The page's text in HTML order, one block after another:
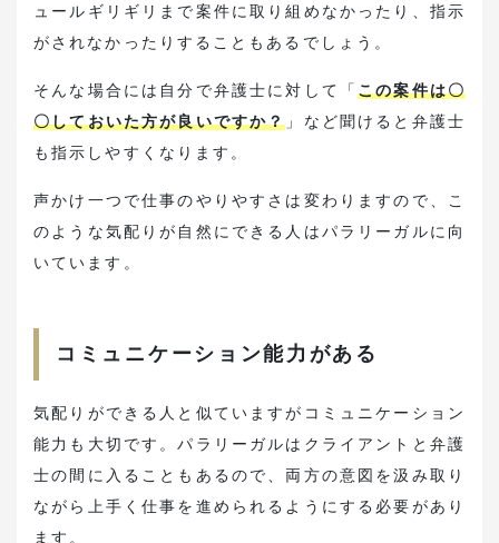
ュールギリギリまで案件に取り組めなかったり、指示
がされなかったりすることもあるでしょう。
そんな場合には自分で弁護士に対して「この案件は〇
〇しておいた方が良いですか？ 」など聞けると弁護士
も指示しやすくなります。
声かけ一つで仕事のやりやすさは変わりますので、こ
のような気配りが自然にできる人はパラリーガルに向
いています。
コミュニケーション能力がある
気配りができる人と似ていますがコミュニケーション
能力も大切です。パラリーガルはクライアントと弁護
士の間に入ることもあるので、両方の意図を汲み取り
ながら上手く仕事を進められるようにする必要があり
ます。